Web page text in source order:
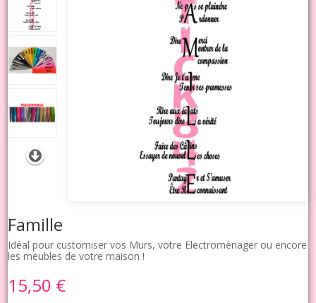
Famille
Idéal pour customiser vos Murs, votre Electroménager ou encore
les meubles de votre maison !
15,50 €